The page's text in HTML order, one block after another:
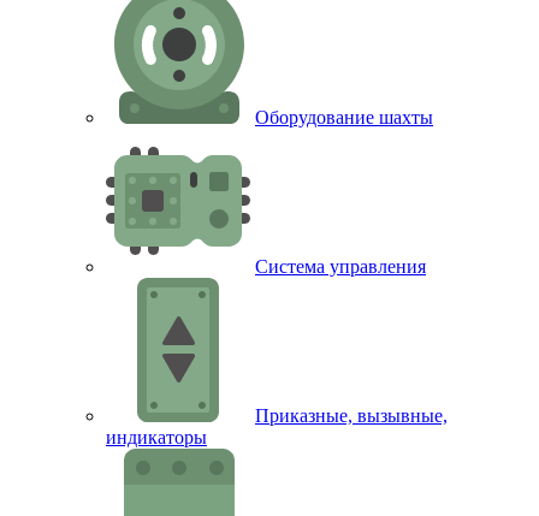
Оборудование шахты
Система управления
Приказные, вызывные,
индикаторы